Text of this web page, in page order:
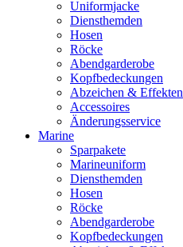
Uniformjacke
Diensthemden
Hosen
Röcke
Abendgarderobe
Kopfbedeckungen
Abzeichen & Effekten
Accessoires
Änderungsservice
Marine
Sparpakete
Marineuniform
Diensthemden
Hosen
Röcke
Abendgarderobe
Kopfbedeckungen